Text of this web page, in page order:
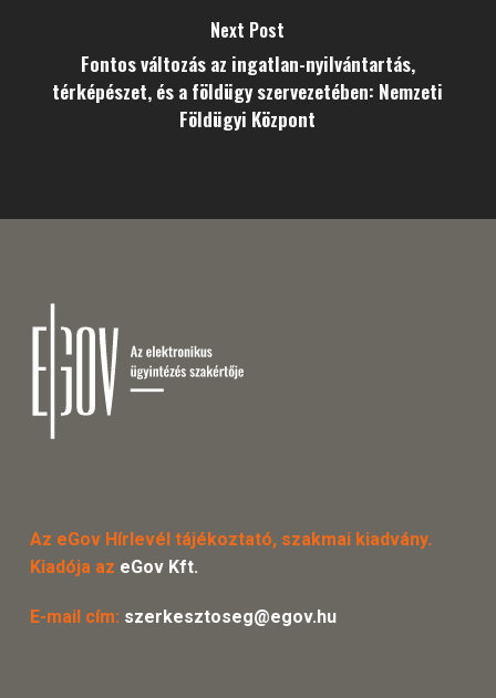
Next Post
Fontos változás az ingatlan-nyilvántartás,
térképészet, és a földügy szervezetében: Nemzeti
Földügyi Központ
Az eGov Hírlevél tájékoztató, szakmai kiadvány.
Kiadója az eGov Kft.
E-mail cím: szerkesztoseg@egov.hu